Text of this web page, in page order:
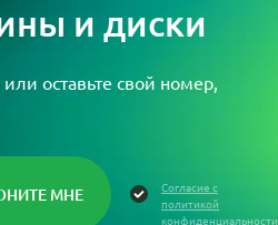
и диски
или оставьте свой номер,
Согласие с
политикой
конфиденциальности